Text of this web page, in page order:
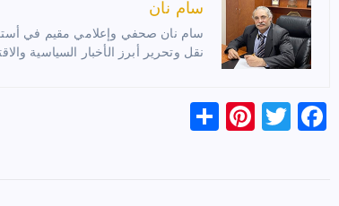
سام نان
سام نان صحفي وإعلامي مقيم في
نقل وتحرير أبرز الأخبار السياسية
F
T
Pi